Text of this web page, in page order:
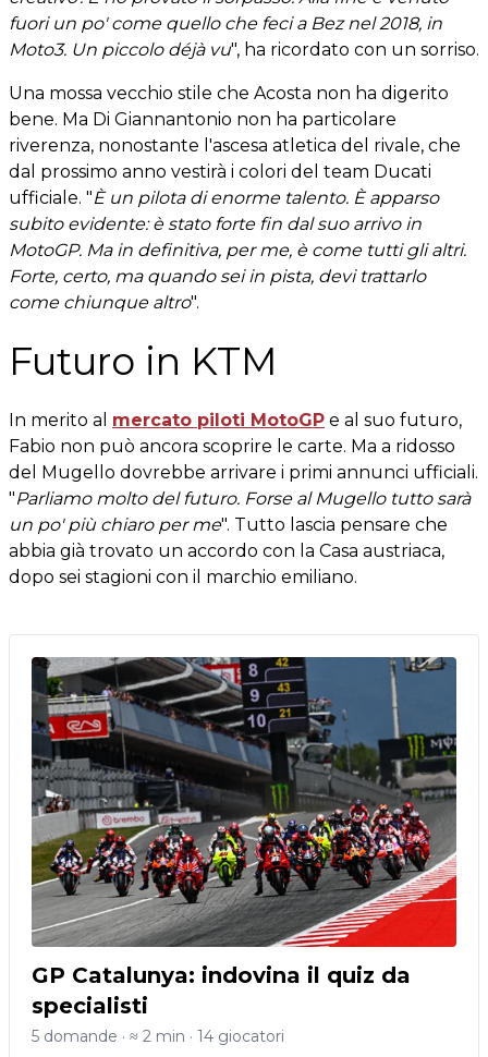
fuori un po' come quello che feci a Bez nel 2018, in
Moto3. Un piccolo déjà vu", ha ricordato con un sorriso.
Una mossa vecchio stile che Acosta non ha digerito
bene. Ma Di Giannantonio non ha particolare
riverenza, nonostante l'ascesa atletica del rivale, che
dal prossimo anno vestirà i colori del team Ducati
ufficiale. "È un pilota di enorme talento. È apparso
subito evidente: è stato forte fin dal suo arrivo in
MotoGP. Ma in definitiva, per me, è come tutti gli altri.
Forte, certo, ma quando sei in pista, devi trattarlo
come chiunque altro".
Futuro in KTM
In merito al mercato piloti MotoGP e al suo futuro,
Fabio non può ancora scoprire le carte. Ma a ridosso
del Mugello dovrebbe arrivare i primi annunci ufficiali.
"Parliamo molto del futuro. Forse al Mugello tutto sarà
un po' più chiaro per me". Tutto lascia pensare che
abbia già trovato un accordo con la Casa austriaca,
dopo sei stagioni con il marchio emiliano.
GP Catalunya: indovina il quiz da
specialisti
5 domande · ≈ 2 min · 14 giocatori